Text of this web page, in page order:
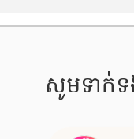
សូមទាក់ទ